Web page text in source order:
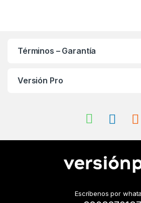
Términos – Garantía
Versión Pro
Escríbenos por